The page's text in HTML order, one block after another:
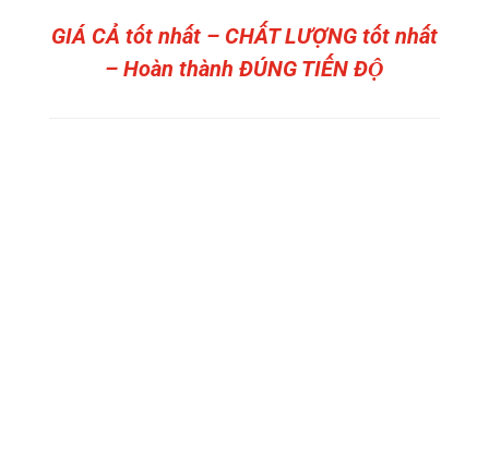
GIÁ CẢ tốt nhất – CHẤT LƯỢNG tốt nhất
– Hoàn thành ĐÚNG TIẾN ĐỘ